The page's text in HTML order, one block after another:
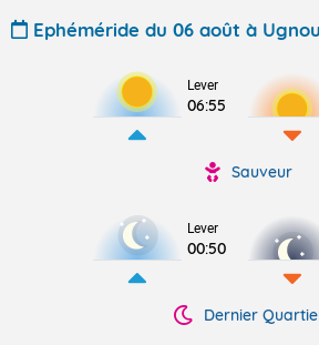
Ephéméride du 06 août à
Lever
06:55
Sauveur
Lever
00:50
Dernier